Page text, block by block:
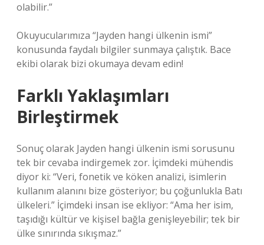
olabilir.”
Okuyucularımıza “Jayden hangi ülkenin ismi”
konusunda faydalı bilgiler sunmaya çalıştık. Bace
ekibi olarak bizi okumaya devam edin!
Farklı Yaklaşımları
Birleştirmek
Sonuç olarak Jayden hangi ülkenin ismi sorusunu
tek bir cevaba indirgemek zor. İçimdeki mühendis
diyor ki: “Veri, fonetik ve köken analizi, isimlerin
kullanım alanını bize gösteriyor; bu çoğunlukla Batı
ülkeleri.” İçimdeki insan ise ekliyor: “Ama her isim,
taşıdığı kültür ve kişisel bağla genişleyebilir; tek bir
ülke sınırında sıkışmaz.”